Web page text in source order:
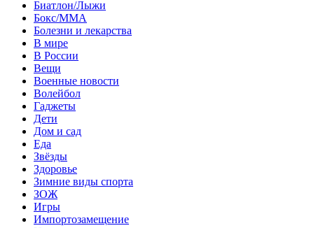
Биатлон/Лыжи
Бокс/MMA
Болезни и лекарства
В мире
В России
Вещи
Военные новости
Волейбол
Гаджеты
Дети
Дом и сад
Еда
Звёзды
Здоровье
Зимние виды спорта
ЗОЖ
Игры
Импортозамещение